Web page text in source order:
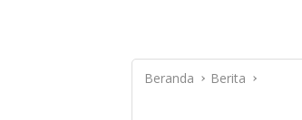
Beranda Berita